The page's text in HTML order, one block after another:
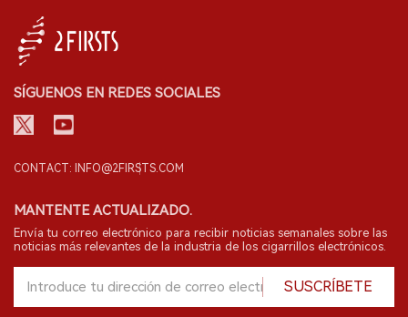
SÍGUENOS EN REDES SOCIALES
CONTACT: INFO@2FIRSTS.COM
MANTENTE ACTUALIZADO.
Envía tu correo electrónico para recibir noticias semanales sobre las
noticias más relevantes de la industria de los cigarrillos electrónicos.
SUSCRÍBETE